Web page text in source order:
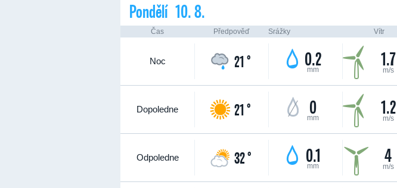
Pondělí 10. 8.
Čas Předpověď Srážky Vítr
Noc 21 ° 0.2
mm 1.7
m/s
Dopoledne 21 ° 0
mm 1.2
m/s
Odpoledne 32 ° 0.1
mm 4
m/s